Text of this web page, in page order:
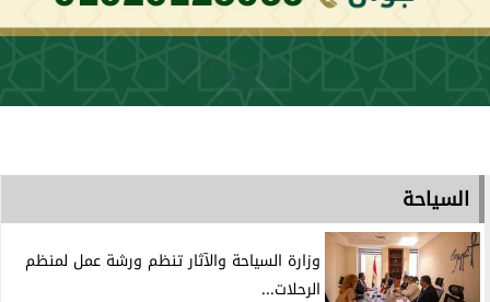
السياحة
وزارة السياحة والآثار تنظم ورشة عمل لمنظم
الرحلات...